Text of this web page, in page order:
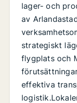
lager- och
av
strategiskt
flygplats och
effektiva